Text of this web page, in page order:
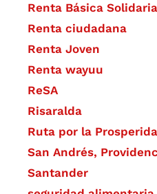
Renta Básica Solidaria
Renta ciudadana
Renta Joven
Renta wayuu
ReSA
Risaralda
Ruta por la
San Andrés,
Santander